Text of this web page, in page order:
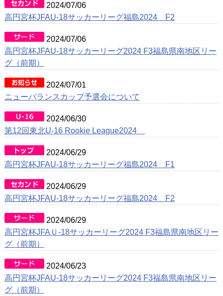
2024/07/06
高円宮杯JFAU-18サッカーリーグ福島2024 F2
2024/07/06
高円宮杯JFAU-18サッカーリーグ2024 F3福島県南地区リー
グ（前期）
2024/07/01
ニューバランスカップ予選会について
2024/06/30
第12回東北U-16 Rookie League2024
2024/06/29
高円宮杯JFAU-18サッカーリーグ福島2024 F1
2024/06/29
高円宮杯JFAU-18サッカーリーグ福島2024 F2
2024/06/29
高円宮杯JFAＵ-18サッカーリーグ2024 F3福島県南地区リー
グ（前期）
2024/06/23
高円宮杯JFAU-18サッカーリーグ2024 F3福島県南地区リー
グ（前期）